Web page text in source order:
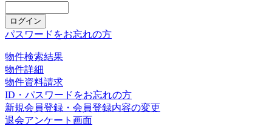
パスワードをお忘れの方
物件検索結果
物件詳細
物件資料請求
ID・パスワードをお忘れの方
新規会員登録・会員登録内容の変更
退会アンケート画面